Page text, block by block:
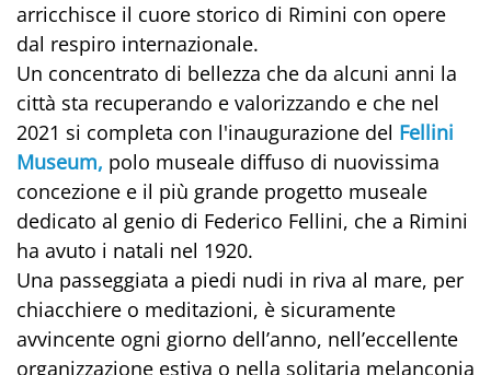
arricchisce il cuore storico di Rimini con opere
dal respiro internazionale.
Un concentrato di bellezza che da alcuni anni la
città sta recuperando e valorizzando e che nel
2021 si completa con l'inaugurazione del Fellini
Museum, polo museale diffuso di nuovissima
concezione e il più grande progetto museale
dedicato al genio di Federico Fellini, che a Rimini
ha avuto i natali nel 1920.
Una passeggiata a piedi nudi in riva al mare, per
chiacchiere o meditazioni, è sicuramente
avvincente ogni giorno dell’anno, nell’eccellente
organizzazione estiva o nella solitaria melanconia